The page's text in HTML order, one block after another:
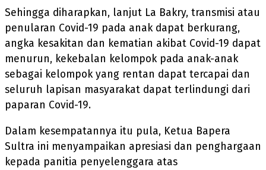
Sehingga diharapkan, lanjut La Bakry, transmisi atau
penularan Covid-19 pada anak dapat berkurang,
angka kesakitan dan kematian akibat Covid-19 dapat
menurun, kekebalan kelompok pada anak-anak
sebagai kelompok yang rentan dapat tercapai dan
seluruh lapisan masyarakat dapat terlindungi dari
paparan Covid-19.
Dalam kesempatannya itu pula, Ketua Bapera
Sultra ini menyampaikan apresiasi dan penghargaan
kepada panitia penyelenggara atas